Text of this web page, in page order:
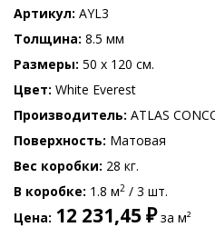
Артикул AYL3
Толщина 8.5 мм
Размеры 50 x 120 см.
Цвет White Everest
Производитель ATLAS
Поверхность Матовая
Вес коробки 28 кг.
В коробке 1.8 м2 / 3 шт.
Цена 12 231,45 ₽за м²